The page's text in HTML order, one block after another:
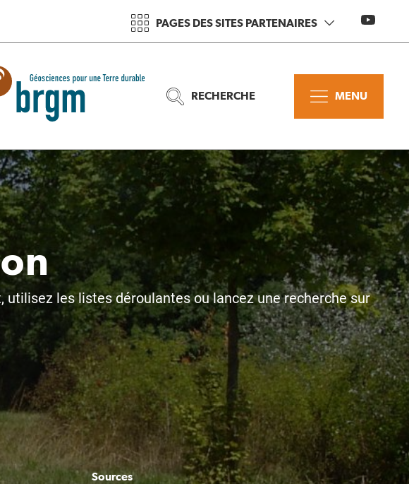
PAGES DES SITES PARTENAIRES
RECHERCHE MENU
les listes déroulantes ou lancez une recherche sur
Sources